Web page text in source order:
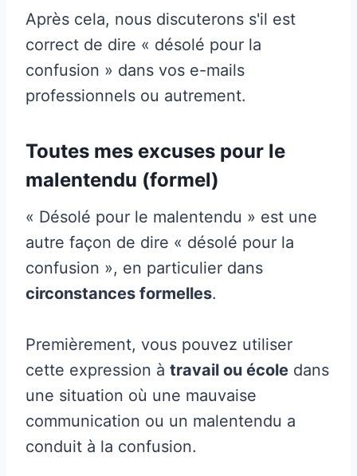
Après cela, nous discuterons s'il est
correct de dire « désolé pour la
confusion » dans vos e-mails
professionnels ou autrement.
Toutes mes excuses pour le
malentendu (formel)
« Désolé pour le malentendu » est une
autre façon de dire « désolé pour la
confusion », en particulier dans
circonstances formelles.
Premièrement, vous pouvez utiliser
cette expression à travail ou école dans
une situation où une mauvaise
communication ou un malentendu a
conduit à la confusion.